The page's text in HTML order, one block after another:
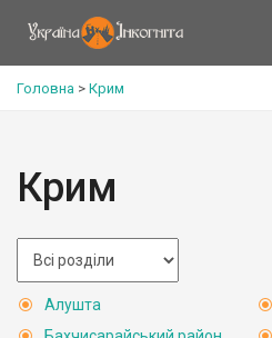
Головна > Крим
Крим
Алушта